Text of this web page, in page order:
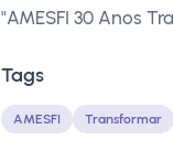
"AMESFI 30 Anos
Tags
AMESFI Transformar